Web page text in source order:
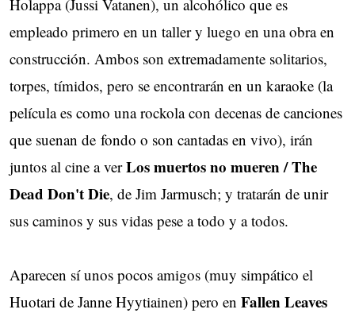
Holappa (Jussi Vatanen), un alcohólico que es
empleado primero en un taller y luego en una obra en
construcción. Ambos son extremadamente solitarios,
torpes, tímidos, pero se encontrarán en un karaoke (la
película es como una rockola con decenas de canciones
que suenan de fondo o son cantadas en vivo), irán
juntos al cine a verLos muertos no mueren / The
Dead Don't Die, de Jim Jarmusch; y tratarán de unir
sus caminos y sus vidas pese a todo y a todos.
Aparecen sí unos pocos amigos (muy simpático el
Huotari de Janne Hyytiainen) pero en Fallen Leaves